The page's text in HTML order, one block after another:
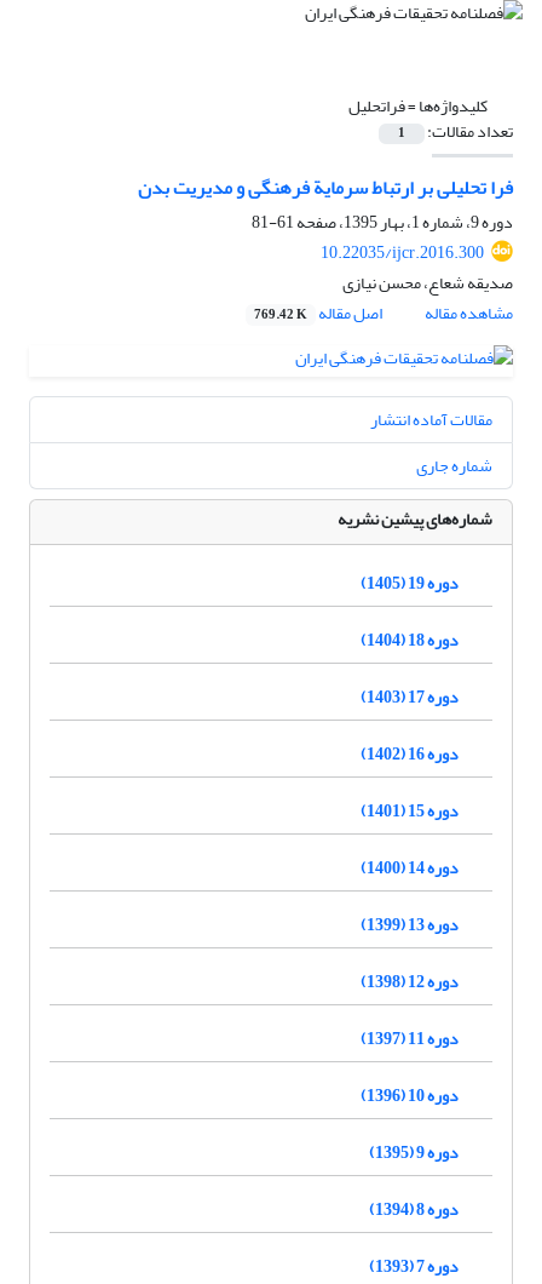
کلیدواژه‌ها =فراتحلیل
تعداد مقالات: 1
فرا تحلیلی بر ارتباط سرمایة فرهنگی و مدیریت بدن
دوره 9، شماره 1، بهار 1395، صفحه
61-81
10.22035/ijcr.2016.300
صدیقه شعاع، محسن نیازی
مشاهده مقاله
اصل مقاله 769.42 K
مقالات آماده انتشار
شماره جاری
شماره‌های پیشین نشریه
دوره 19 (1405)
دوره 18 (1404)
دوره 17 (1403)
دوره 16 (1402)
دوره 15 (1401)
دوره 14 (1400)
دوره 13 (1399)
دوره 12 (1398)
دوره 11 (1397)
دوره 10 (1396)
دوره 9 (1395)
دوره 8 (1394)
دوره 7 (1393)